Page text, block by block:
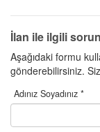
İlan ile ilgili
Aşağıdaki formu
gönderebilirsiniz.
Adınız Soyadınız *